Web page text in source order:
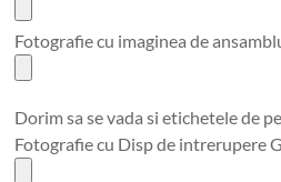
Fotografie cu imaginea de
Dorim sa se vada si etichetele de
Fotografie cu Disp de intrerupere